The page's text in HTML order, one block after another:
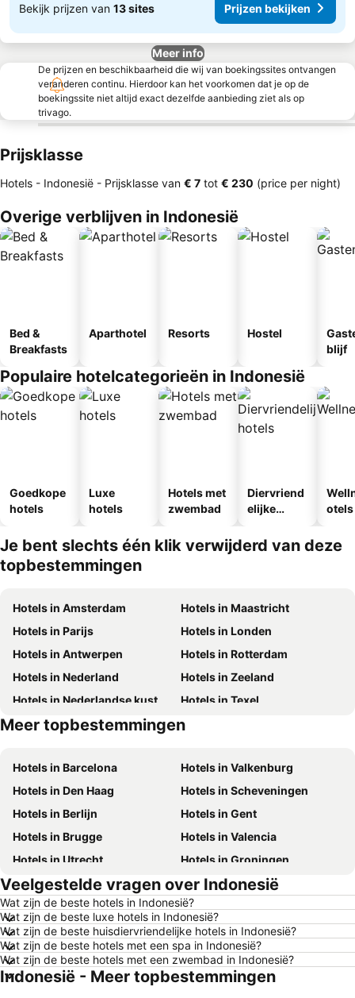
Bekijk prijzen van 13 sites Prijzen bekijken
Meer info
De prijzen en beschikbaarheid die wij van boekingssites ontvangen
veranderen continu. Hierdoor kan het voorkomen dat je op de
boekingssite niet altijd exact dezelfde aanbieding ziet als op
trivago.
Prijsklasse
Hotels - Indonesië - Prijsklasse van ‎€ 7 tot ‎€ 230 (price per night)
Overige verblijven in Indonesië
Bed &
Breakfasts
Aparthotel Resorts Hostel
blijf
Populaire hotelcategorieën in Indonesië
Goedkope
hotels
Luxe
hotels
Hotels met
zwembad
Diervriend
elijke
otels
Je bent slechts één klik verwijderd van deze
topbestemmingen
Hotels in Amsterdam
Hotels in Maastricht
Hotels in Parijs
Hotels in Londen
Hotels in Antwerpen
Hotels in Rotterdam
Hotels in Nederland
Hotels in Zeeland
Hotels in Nederlandse kust
Hotels in Texel
Hotels in Duitsland
Hotels in Ibiza
Meer topbestemmingen
Hotels in Barcelona
Hotels in Valkenburg
Hotels in Den Haag
Hotels in Scheveningen
Hotels in Berlijn
Hotels in Gent
Hotels in Brugge
Hotels in Valencia
Hotels in Utrecht
Hotels in Groningen
Hotels in Kopenhagen
Hotels in Keulen
Hotels in Luxemburg Stad
Hotels in Dusseldorf
Hotels in Eindhoven
Hotels in Noordwijk
Hotels in Haarlem
Hotels in Hamburg
Hotels in Cochem
Hotels in Mallorca
Veelgestelde vragen over Indonesië
Wat zijn de beste hotels in Indonesië?
Wat zijn de beste luxe hotels in Indonesië?
Wat zijn de beste huisdiervriendelijke hotels in Indonesië?
Wat zijn de beste hotels met een spa in Indonesië?
Wat zijn de beste hotels met een zwembad in Indonesië?
Indonesië - Meer topbestemmingen